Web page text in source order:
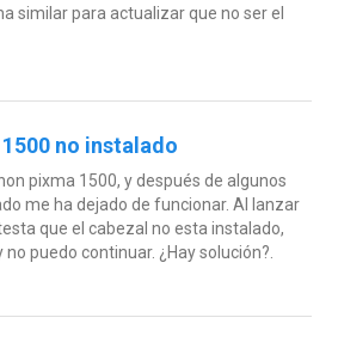
similar para actualizar que no ser el
no instalado
pixma 1500, y después de algunos
me ha dejado de funcionar. Al lanzar
que el cabezal no esta instalado,
puedo continuar. ¿Hay solución?.